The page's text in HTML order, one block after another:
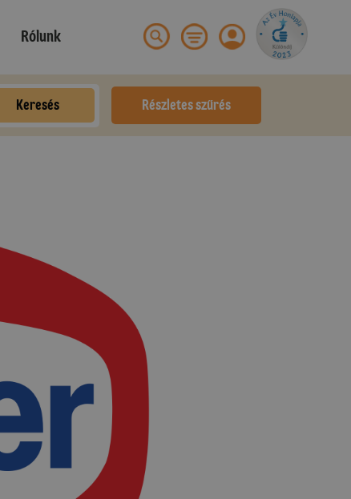
Rólunk
Keresés Részletes szűrés